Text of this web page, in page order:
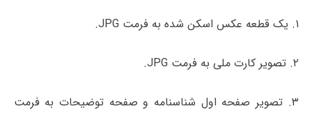
۱. یک قطعه عکس اسکن شده به فرمت JPG.
۲. تصویر کارت ملی به فرمت JPG.
۳. تصویر صفحه اول شناسنامه و صفحه توضیحات به فرمت